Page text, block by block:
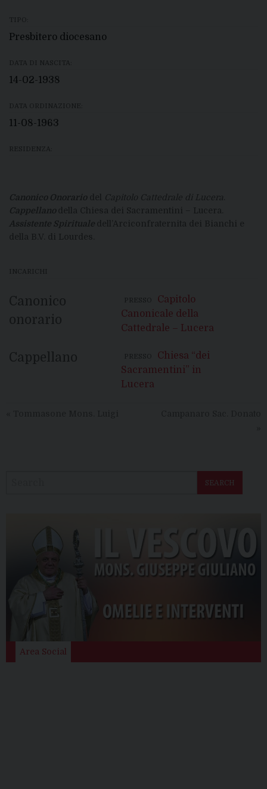
TIPO:
Presbitero diocesano
DATA DI NASCITA:
14-02-1938
DATA ORDINAZIONE:
11-08-1963
RESIDENZA:
Canonico Onorario del Capitolo Cattedrale di Lucera
Cappellano
della Chiesa dei Sacramentini – Lucera.
Assistente Spirituale
dell’Arciconfraternita dei Bianchi e
della B.V. di Lourdes.
INCARICHI
Canonico
onorario
PRESSO
Capitolo
Canonicale della
Cattedrale – Lucera
Cappellano PRESSO
Chiesa “dei
Sacramentini” in
Lucera
SEARCH
Area Social